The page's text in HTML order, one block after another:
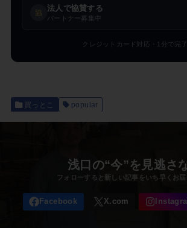
協
法人で協賛する
パートナー募集中
クレジットカード対応・1分で完了
買っとこ popular